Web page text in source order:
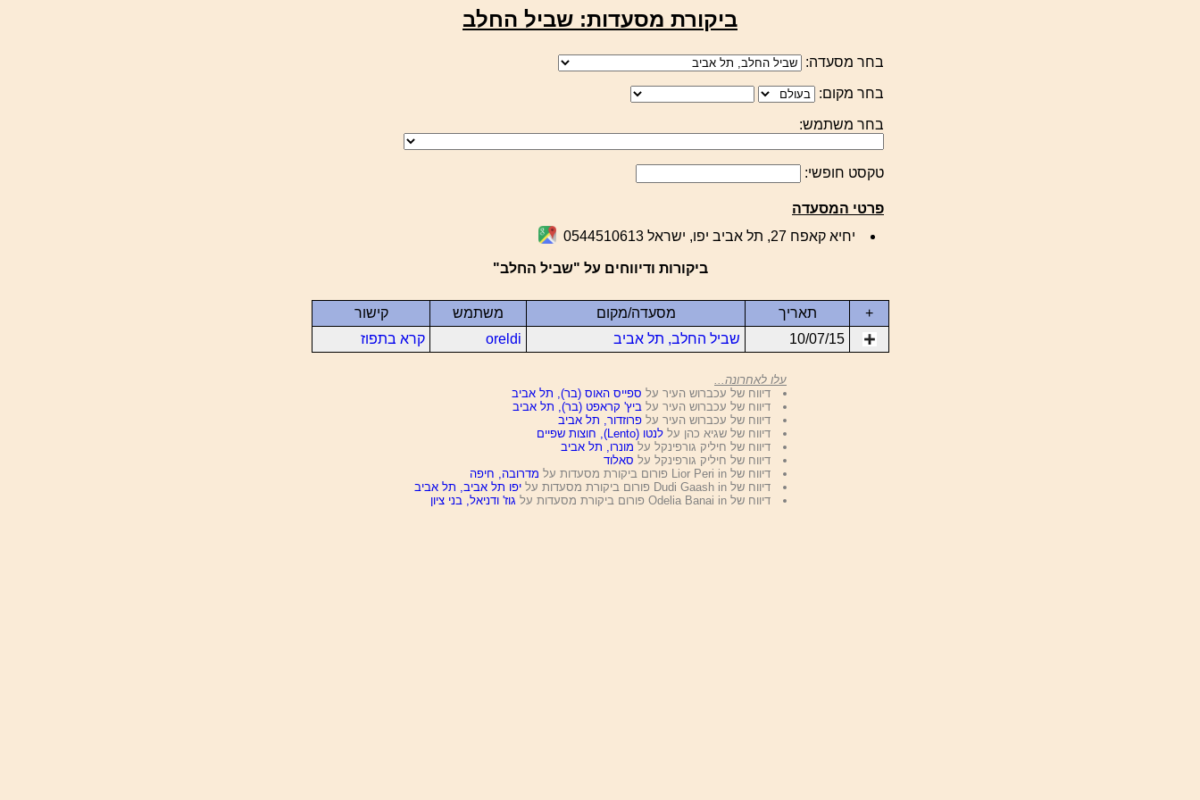
ביקורת מסעדות: שביל החלב
בחר מסעדה:
בחר מקום:
בחר משתמש:
טקסט חופשי:
פרטי המסעדה
יחיא קאפח 27, תל אביב יפו, ישראל 0544510613
ביקורות ודיווחים על "שביל החלב"
+ תאריך מסעדה/מקום משתמש
קישור
10/07/15
שביל החלב, תל אביב oreldi קרא בתפוז
עלו לאחרונה...
דיווח של עכברוש העיר על ספייס האוס (בר), תל אביב
דיווח של עכברוש העיר על ביץ' קראפט (בר), תל אביב
דיווח של עכברוש העיר עלפרוזדור, תל אביב
דיווח של שגיא כהן עללנטו (Lento), חוצות שפיים
דיווח של חיליק גורפינקל על מונרו, תל אביב
דיווח של חיליק גורפינקל על סאלוד
דיווח של Lior Peri in פורום ביקורת מסעדות על
מדרובה, חיפה
דיווח של Dudi Gaash in פורום ביקורת מסעדות על
יפו תל אביב, תל אביב
דיווח של Odelia Banai in פורום ביקורת מסעדות על
גוז' ודניאל, בני ציון